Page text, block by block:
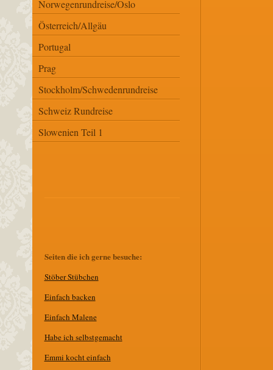
Norwegenrundreise/Oslo
Österreich/Allgäu
Portugal
Prag
Stockholm/Schwedenrundreise
Schweiz Rundreise
Slowenien Teil 1
Seiten die ich gerne besuche:
Stöber Stübchen
Einfach backen
Einfach Malene
Habe ich selbstgemacht
Emmi kocht einfach